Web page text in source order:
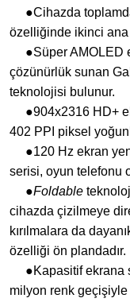
●Cihazda
özelliğinde ikinci ana
●Süper AMOLED
çözünürlük sunan
teknolojisi bulunur.
●904x2316 HD+
402 PPI piksel
●120 Hz ekran
serisi, oyun telefonu
●Foldable
cihazda çizilmeye
kırılmalara da
özelliği ön plandadır.
●Kapasitif ekrana
milyon renk